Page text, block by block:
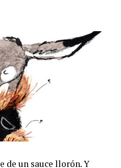
de un sauce llorón. Y